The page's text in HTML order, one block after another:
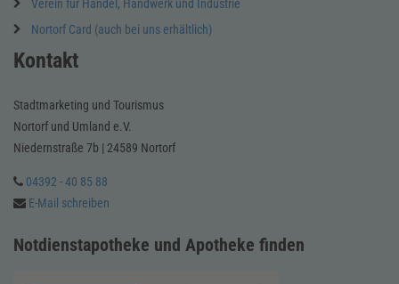
Verein für Handel, Handwerk und Industrie
Nortorf Card (auch bei uns erhältlich)
Kontakt
Stadtmarketing und Tourismus
Nortorf und Umland e.V.
Niedernstraße 7b | 24589 Nortorf
04392 - 40 85 88
E-Mail schreiben
Notdienstapotheke und Apotheke finden